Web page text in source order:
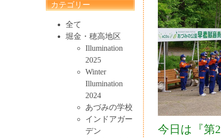
カテゴリー
全て
堀金・穂高地区
Illumination
2025
Winter
Illumination
2024
あづみの学校
インドアガー
デン
今日は『第